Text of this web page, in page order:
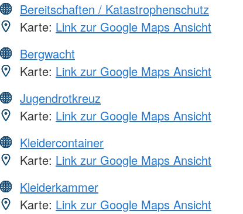
Bereitschaften / Katastrophenschutz
Karte: Link zur Google Maps Ansicht
Bergwacht
Karte: Link zur Google Maps Ansicht
Jugendrotkreuz
Karte: Link zur Google Maps Ansicht
Kleidercontainer
Karte: Link zur Google Maps Ansicht
Kleiderkammer
Karte: Link zur Google Maps Ansicht